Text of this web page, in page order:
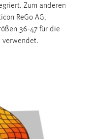
Zum anderen
ReGo AG,
36-47 für die
verwendet.